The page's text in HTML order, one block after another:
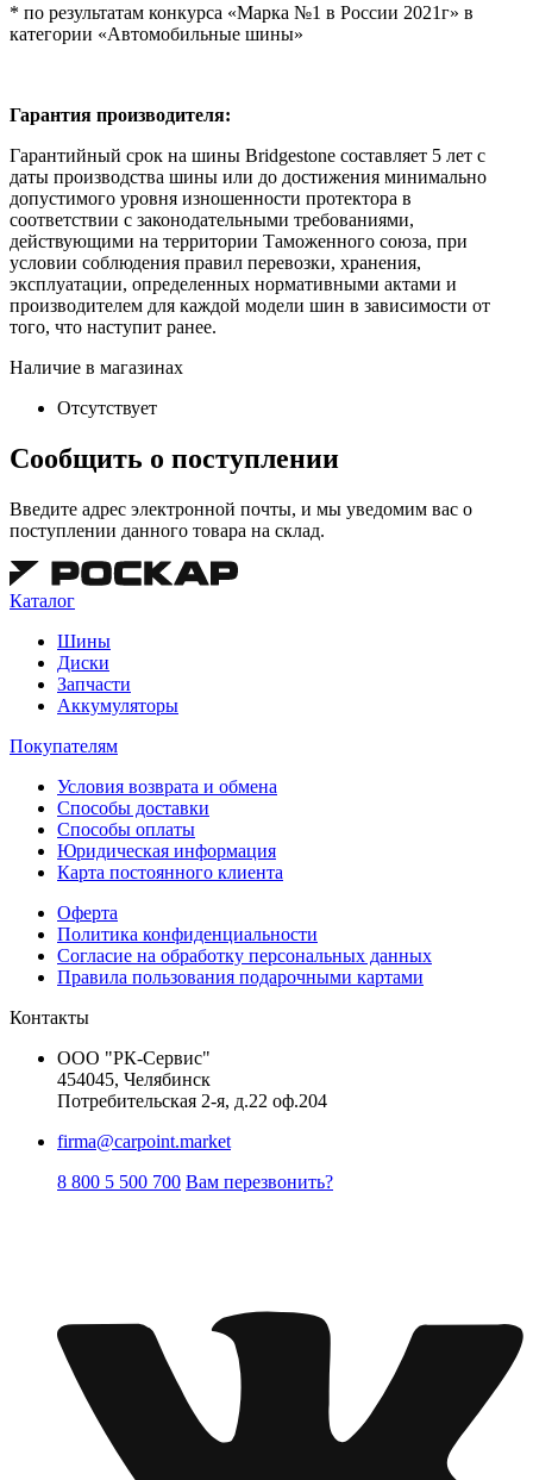
* по результатам конкурса «Марка №1 в России 2021г» в
категории «Автомобильные шины»
Гарантия производителя:
Гарантийный срок на шины Bridgestone составляет 5 лет с
даты производства шины или до достижения минимально
допустимого уровня изношенности протектора в
соответствии с законодательными требованиями,
действующими на территории Таможенного союза, при
условии соблюдения правил перевозки, хранения,
эксплуатации, определенных нормативными актами и
производителем для каждой модели шин в зависимости от
того, что наступит ранее.
Наличие в магазинах
Отсутствует
Сообщить о поступлении
Введите адрес электронной почты, и мы уведомим вас о
поступлении данного товара на склад.
Каталог
Шины
Диски
Запчасти
Аккумуляторы
Покупателям
Условия возврата и обмена
Способы доставки
Способы оплаты
Юридическая информация
Карта постоянного клиента
Оферта
Политика конфиденциальности
Согласие на обработку персональных данных
Правила пользования подарочными картами
Контакты
ООО "РК-Сервис"
454045, Челябинск
Потребительская 2-я, д.22 оф.204
firma@carpoint.market
8 800 5 500 700 Вам перезвонить?